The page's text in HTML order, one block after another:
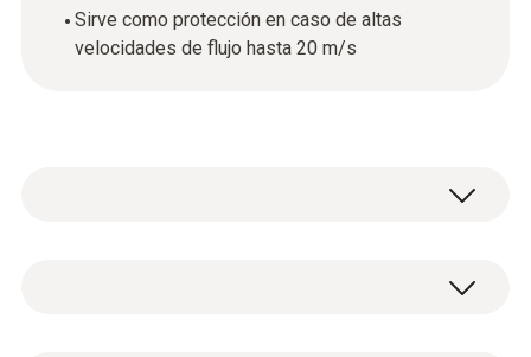
Sirve como protección en caso de altas
velocidades de flujo hasta 20 m/s